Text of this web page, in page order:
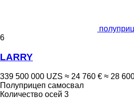
6
LARRY
339 500 000 UZS ≈ 24 760 € ≈ 28
Полуприцеп самосвал
Количество осей 3